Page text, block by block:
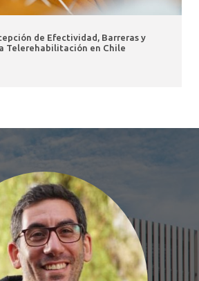
de Efectividad, Barreras y
Telerehabilitación en Chile